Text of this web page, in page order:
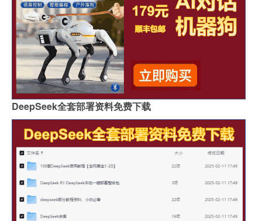
DeepSeek全套部署资料免费下载